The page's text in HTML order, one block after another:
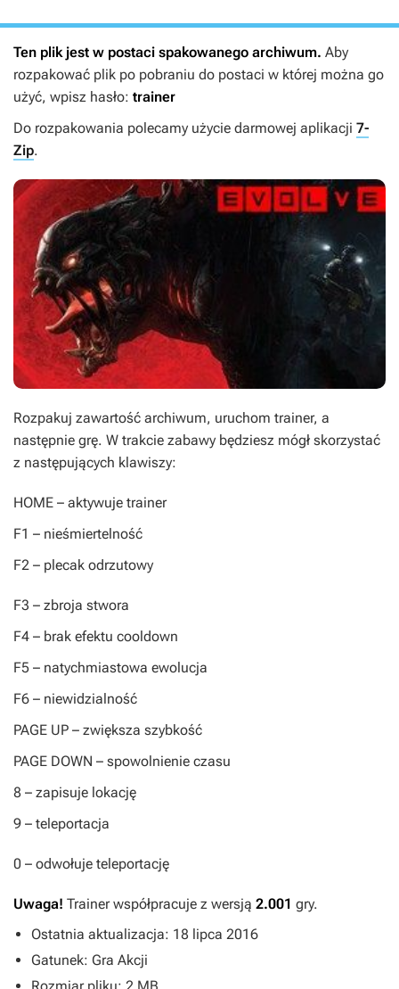
Ten plik jest w postaci spakowanego archiwum. Aby
rozpakować plik po pobraniu do postaci w której można go
użyć, wpisz hasło: trainer
Do rozpakowania polecamy użycie darmowej aplikacji 7-
Zip.
Rozpakuj zawartość archiwum, uruchom trainer, a
następnie grę. W trakcie zabawy będziesz mógł skorzystać
z następujących klawiszy:
HOME – aktywuje trainer
F1 – nieśmiertelność
F2 – plecak odrzutowy
F3 – zbroja stwora
F4 – brak efektu cooldown
F5 – natychmiastowa ewolucja
F6 – niewidzialność
PAGE UP – zwiększa szybkość
PAGE DOWN – spowolnienie czasu
8 – zapisuje lokację
9 – teleportacja
0 – odwołuje teleportację
Uwaga! Trainer współpracuje z wersją 2.001 gry.
Ostatnia aktualizacja: 18 lipca 2016
Gatunek: Gra Akcji